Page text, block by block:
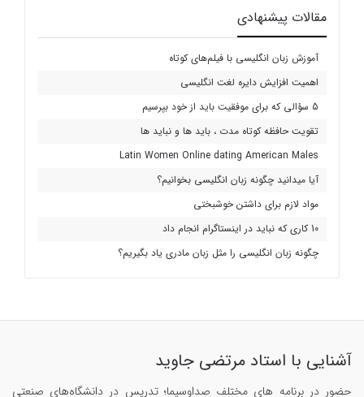
مقالات پیشنهادی
آموزش زبان انگلیسی با فیلم‌های کوتاه
اهمیت افزایش دایره لغت انگلیسی
5 سؤالی که برای موفقیت باید از خود بپرسیم
تقویت حافظه کوتاه مدت ، باید ها و نباید ها
Latin Women Online dating American Males
آیا میدانید چگونه زبان انگلیسی بخوانیم؟
مواد لازم برای داشتن خوشبختی
10 کاری که نباید در اینستاگرام انجام داد
چگونه زبان انگلیسی را مثل زبان مادری یاد بگیریم؟
آشنایی با استاد مرتضی جاوید
حضور در برنامه های مختلف صداوسیما؛ تدریس در دانشگاه‌های صنعتی